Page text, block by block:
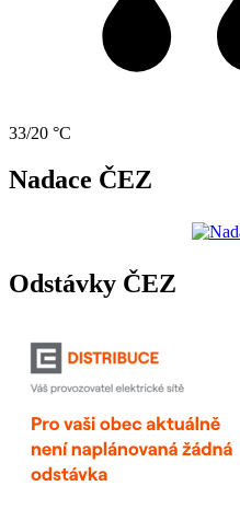
33/20 °C
Nadace ČEZ
Odstávky ČEZ